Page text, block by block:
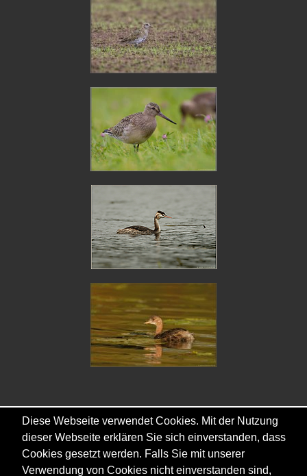
Copyright © - 2026 - Gordana & Ralf Kistowski
Diese Webseite verwendet Cookies. Mit der Nutzung
dieser Webseite erklären Sie sich einverstanden, dass
Cookies gesetzt werden. Falls Sie mit unserer
Verwendung von Cookies nicht einverstanden sind,